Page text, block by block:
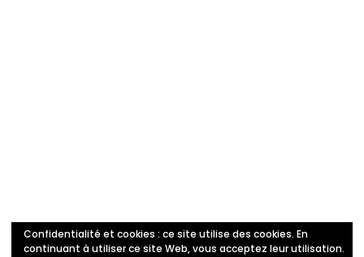
Politique de confidentialité
Confidentialité et cookies : ce site utilise des cookies. En
continuant à utiliser ce site Web, vous acceptez leur utilisation.